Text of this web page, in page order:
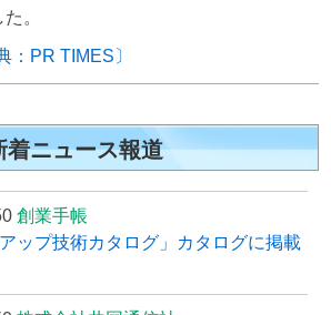
。
：PR TIMES〕
着ニュース報道
創業手帳
ップ技術カタログ」カタログに掲載